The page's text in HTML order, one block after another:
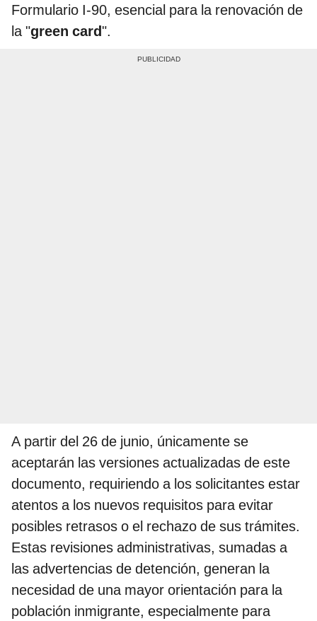
Formulario I-90, esencial para la renovación de
la "green card".
A partir del 26 de junio, únicamente se
aceptarán las versiones actualizadas de este
documento, requiriendo a los solicitantes estar
atentos a los nuevos requisitos para evitar
posibles retrasos o el rechazo de sus trámites.
Estas revisiones administrativas, sumadas a
las advertencias de detención, generan la
necesidad de una mayor orientación para la
población inmigrante, especialmente para